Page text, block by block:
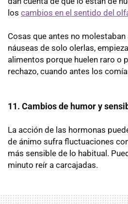
los cambios en el sentido del
Cosas que antes no
náuseas de solo olerlas,
alimentos porque huelen raro o
rechazo, cuando antes los
11. Cambios de humor y
La acción de las hormonas
de ánimo sufra fluctuaciones
más sensible de lo habitual.
minuto reír a carcajadas.